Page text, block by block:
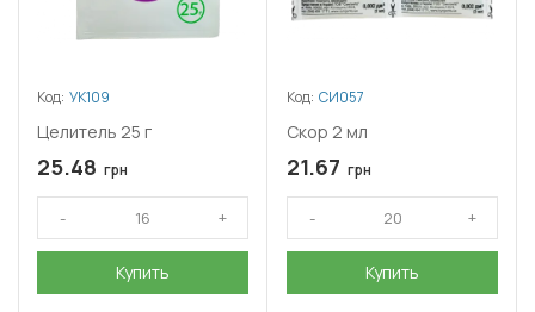
Код: УК109
Целитель 25 г
25.48 грн
Купить
Код: СИ057
Скор 2 мл
21.67 грн
Купить